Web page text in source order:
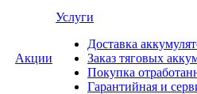
Акции
Услуги
Доставка
Заказ тяговых
Покупка
Гарантийная и